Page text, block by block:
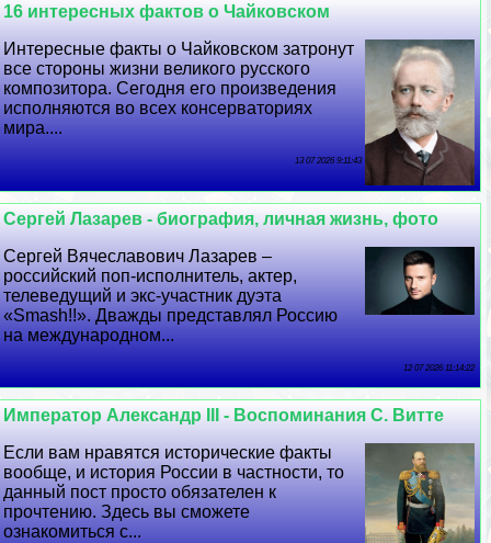
16 интересных фактов о Чайковском
Интересные факты о Чайковском затронут
все стороны жизни великого русского
композитора. Сегодня его произведения
исполняются во всех консерваториях
мира....
13 07 2026 9:11:43
Сергeй Лазарев - биография, личная жизнь, фото
Сергeй Вячеславович Лазарев –
российский поп-исполнитель, актер,
телеведущий и экс-участник дуэта
«Smash!!». Дважды представлял Россию
на международном...
12 07 2026 11:14:22
Император Александр III - Воспоминания С. Витте
Если вам нравятся исторические факты
вообще, и история России в частности, то
данный пост просто обязателен к
прочтению. Здесь вы сможете
ознакомиться с...